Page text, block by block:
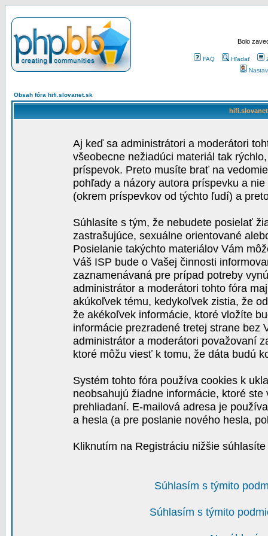
Bolo
FAQ Hľadať
Obsah fóra hifi.slovanet.sk
Aj keď sa administrátori a moderátori
všeobecne nežiadúci materiál tak
príspevok. Preto musíte brať na
pohľady a názory autora príspevku a
(okrem príspevkov od týchto ľudí) a
Súhlasíte s tým, že nebudete posielať
zastrašujúce, sexuálne orientované
Posielanie takýchto materiálov Vám
Váš ISP bude o Vašej činnosti
zaznamenávaná pre prípad potreby
administrátor a moderátori tohto fóra
akúkoľvek tému, kedykoľvek zistia, že
že akékoľvek informácie, ktoré vložíte
informácie prezradené tretej strane bez
administrátor a moderátori považovaní
ktoré môžu viesť k tomu, že dáta budú
Systém tohto fóra používa cookies k
neobsahujú žiadne informácie, ktoré
prehliadaní. E-mailová adresa je
a hesla (a pre poslanie nového hesla,
Kliknutím na Registráciu nižšie
Súhlasím s týmito
Súhlasím s týmito